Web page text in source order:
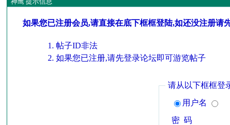
如果您已注册会员,请直接在底下框框登陆,如还没注册请
帖子ID非法
如果您已注册,请先登录论坛即可游览帖子
请从以下框框登
用户名
密 码